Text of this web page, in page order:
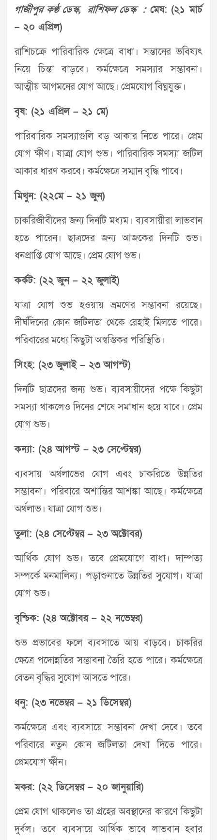
গাজীপুর কণ্ঠ ডেস্ক, রাশিফল ডেস্ক :মেষ: (২১ মার্চ
– ২০ এপ্রিল)
রাশিচক্রে পারিবারিক ক্ষেত্রে বাধা। সন্তানের ভবিষ্যৎ
নিয়ে চিন্তা বাড়বে। কর্মক্ষেত্রে সমস্যার সম্ভাবনা।
আত্মীয় আগমনের যোগ আছে। প্রেমযোগ বিঘ্নযুক্ত।
বৃষ: (২১ এপ্রিল – ২১ মে)
পারিবারিক সমস্যাগুলি বড় আকার নিতে পারে। প্রেম
যোগ ক্ষীণ। যাত্রা যোগ শুভ। পারিবারিক সমস্যা জটিল
আকার ধারণ করবে। কর্মক্ষেত্রে সম্মান বৃদ্ধি পাবে।
মিথুন: (২২মে – ২১ জুন)
চাকরিজীবীদের জন্য দিনটি মধ্যম। ব্যবসায়ীরা লাভবান
হতে পারেন। ছাত্রদের জন্য আজকের দিনটি শুভ।
ধনপ্রাপ্তি যোগ আছে। প্রেম যোগ শুভ।
কর্কট: (২২ জুন – ২২ জুলাই)
যাত্রা যোগ শুভ হওয়ায় ভ্রমণের সম্ভাবনা রয়েছে।
দীর্ঘদিনের কোন জটিলতা থেকে রেহাই মিলতে পারে।
পরিবারের মধ্যে কিছুটা অস্বস্তিকর পরিস্থিতি।
সিংহ: (২৩ জুলাই – ২৩ আগস্ট)
দিনটি ছাত্রদের জন্য শুভ। ব্যবসায়ীদের পক্ষে কিছুটা
সমস্যা থাকলেও দিনের শেষে সমাধান হয়ে যাবে। প্রেম
যোগ শুভ।
কন্যা: (২৪ আগস্ট – ২৩ সেপ্টেম্বর)
ব্যবসায় অর্থলাভের যোগ এবং চাকরিতে উন্নতির
সম্ভাবনা। পরিবারে অশান্তির আশঙ্কা আছে। কর্মক্ষেত্রে
অর্থলাভ। যাত্রা যোগ শুভ।
তুলা: (২৪ সেপ্টেম্বর – ২৩ অক্টোবর)
আর্থিক যোগ শুভ। তবে প্রেমযোগে বাধা। দাম্পত্য
সম্পর্কে মনমালিন্য। পড়াশুনাতে উন্নতির সুযোগ। যাত্রা
যোগ শুভ।
বৃশ্চিক: (২৪ অক্টোবর – ২২ নভেম্বর)
শুভ প্রভাবের ফলে ব্যবসাতে আয় বাড়বে। চাকরির
ক্ষেত্রে পদোন্নতির সম্ভাবনা তৈরি হতে পারে। কর্মক্ষেত্রে
বেতন বৃদ্ধির সুযোগ আসতে পারে।
ধনু: (২৩ নভেম্বর – ২১ ডিসেম্বর)
কর্মক্ষেত্রে এবং ব্যবসায়ে সম্ভাবনা দেখা দেবে। তবে
পরিবারে নতুন কোন জটিলতা দেখা দিতে পারে।
প্রেমযোগ ক্ষীন।
মকর: (২২ ডিসেম্বর – ২০ জানুয়ারি)
প্রেম যোগ থাকলেও তা গ্রহের অবস্থানের কারণে কিছুটা
দুর্বল। তবে ব্যবসায়ে আর্থিক ভাবে লাভবান হবার